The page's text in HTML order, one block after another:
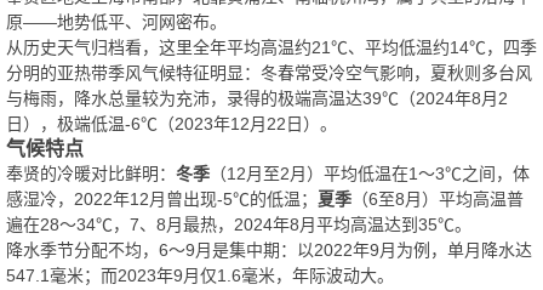
原——地势低平、河网密布。
从历史天气归档看，这里全年平均高温约21℃、平均低温约14℃，四季
分明的亚热带季风气候特征明显：冬春常受冷空气影响，夏秋则多台风
与梅雨，降水总量较为充沛，录得的极端高温达39℃（2024年8月2
日），极端低温-6℃（2023年12月22日）。
气候特点
奉贤的冷暖对比鲜明： 冬季 （12月至2月）平均低温在1～3℃之间，体
感湿冷，2022年12月曾出现-5℃的低温； 夏季 （6至8月）平均高温普
遍在28～34℃，7、8月最热，2024年8月平均高温达到35℃。
降水季节分配不均，6～9月是集中期：以2022年9月为例，单月降水达
547.1毫米；而2023年9月仅1.6毫米，年际波动大。